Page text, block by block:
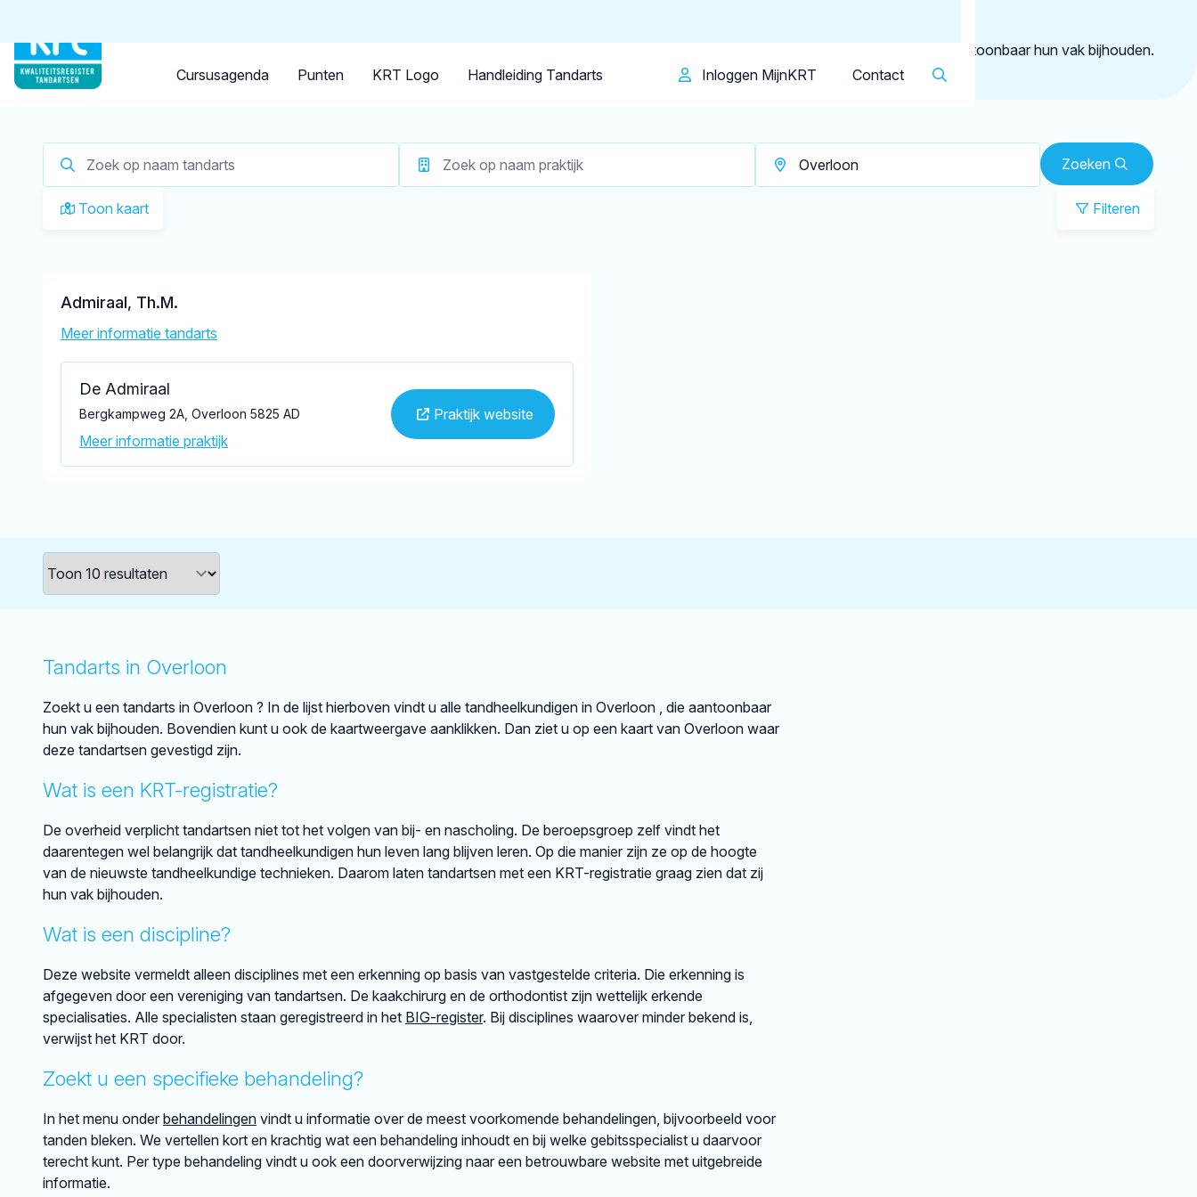
Cursusagenda Punten KRT Logo Handleiding Tandarts Inloggen MijnKRT Contact
Je zoekt een geregistreerd die aantoonbaar hun vak bijhouden.
Zoeken
Toon kaart Filteren
Admiraal, Th.M.
Meer informatie tandarts
De Admiraal
Bergkampweg 2A, Overloon 5825 AD
Meer informatie praktijk
Praktijk website
Tandarts in Overloon
Zoekt u een tandarts in Overloon ? In de lijst hierboven vindt u alle tandheelkundigen in Overloon , die aantoonbaar
hun vak bijhouden. Bovendien kunt u ook de kaartweergave aanklikken. Dan ziet u op een kaart van Overloon waar
deze tandartsen gevestigd zijn.
Wat is een KRT-registratie?
De overheid verplicht tandartsen niet tot het volgen van bij- en nascholing. De beroepsgroep zelf vindt het
daarentegen wel belangrijk dat tandheelkundigen hun leven lang blijven leren. Op die manier zijn ze op de hoogte
van de nieuwste tandheelkundige technieken. Daarom laten tandartsen met een KRT-registratie graag zien dat zij
hun vak bijhouden.
Wat is een discipline?
Deze website vermeldt alleen disciplines met een erkenning op basis van vastgestelde criteria. Die erkenning is
afgegeven door een vereniging van tandartsen. De kaakchirurg en de orthodontist zijn wettelijk erkende
specialisaties. Alle specialisten staan geregistreerd in het BIG-register. Bij disciplines waarover minder bekend is,
verwijst het KRT door.
Zoekt u een specifieke behandeling?
In het menu onder behandelingen vindt u informatie over de meest voorkomende behandelingen, bijvoorbeeld voor
tanden bleken. We vertellen kort en krachtig wat een behandeling inhoudt en bij welke gebitsspecialist u daarvoor
terecht kunt. Per type behandeling vindt u ook een doorverwijzing naar een betrouwbare website met uitgebreide
informatie.